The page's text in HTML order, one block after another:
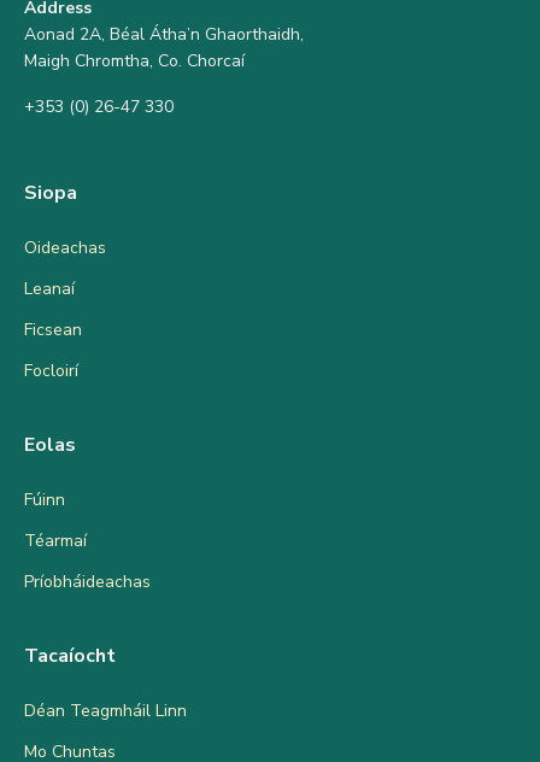
Address
Aonad 2A, Béal Átha’n Ghaorthaidh,
Maigh Chromtha, Co. Chorcaí
+353 (0) 26-47 330
Siopa
Oideachas
Leanaí
Ficsean
Focloirí
Eolas
Fúinn
Téarmaí
Príobháideachas
Tacaíocht
Déan Teagmháil Linn
Mo Chuntas